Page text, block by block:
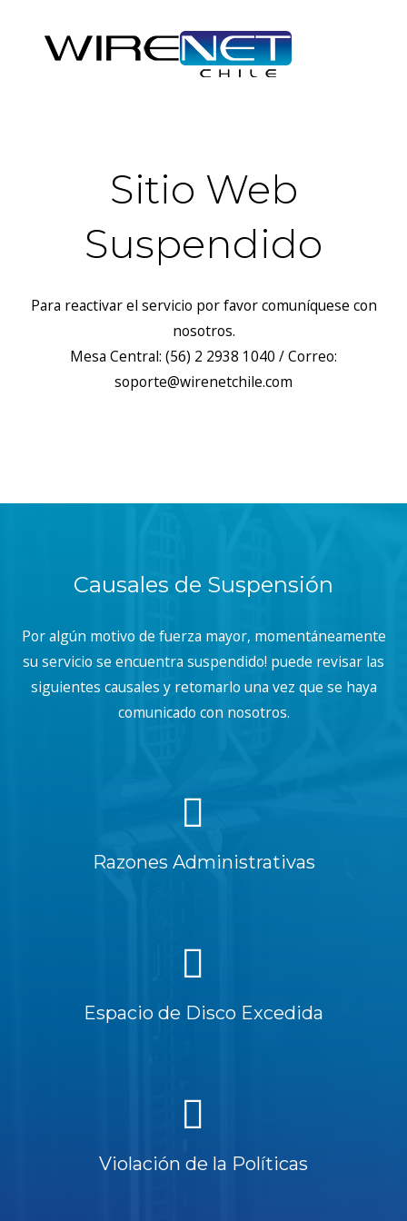
Sitio Web
Suspendido
Para reactivar el servicio por favor comuníquese con
nosotros.
Mesa Central: (56) 2 2938 1040 / Correo:
soporte@wirenetchile.com
Causales de Suspensión
Por algún motivo de fuerza mayor, momentáneamente
su servicio se encuentra suspendido! puede revisar las
siguientes causales y retomarlo una vez que se haya
comunicado con nosotros.
Razones Administrativas
Espacio de Disco Excedida
Violación de la Políticas